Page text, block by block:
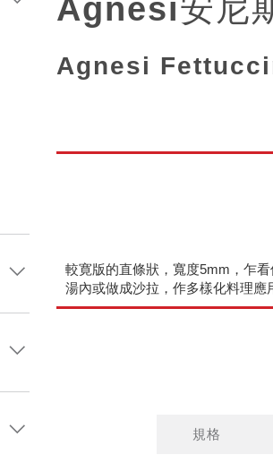
Agnesi安尼
Agnesi
較寛版的直條狀，寬度5mm，乍
湯內或做成沙拉，作多樣化料理應
規格